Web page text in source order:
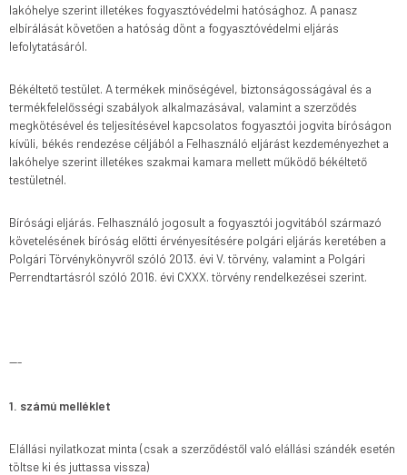
lakóhelye szerint illetékes fogyasztóvédelmi hatósághoz. A panasz
elbírálását követően a hatóság dönt a fogyasztóvédelmi eljárás
lefolytatásáról.
Békéltető testület. A termékek minőségével, biztonságosságával és a
termékfelelősségi szabályok alkalmazásával, valamint a szerződés
megkötésével és teljesítésével kapcsolatos fogyasztói jogvita bíróságon
kívüli, békés rendezése céljából a Felhasználó eljárást kezdeményezhet a
lakóhelye szerint illetékes szakmai kamara mellett működő békéltető
testületnél.
Bírósági eljárás. Felhasználó jogosult a fogyasztói jogvitából származó
követelésének bíróság előtti érvényesítésére polgári eljárás keretében a
Polgári Törvénykönyvről szóló 2013. évi V. törvény, valamint a Polgári
Perrendtartásról szóló 2016. évi CXXX. törvény rendelkezései szerint.
---
1. számú melléklet
Elállási nyilatkozat minta (csak a szerződéstől való elállási szándék esetén
töltse ki és juttassa vissza)